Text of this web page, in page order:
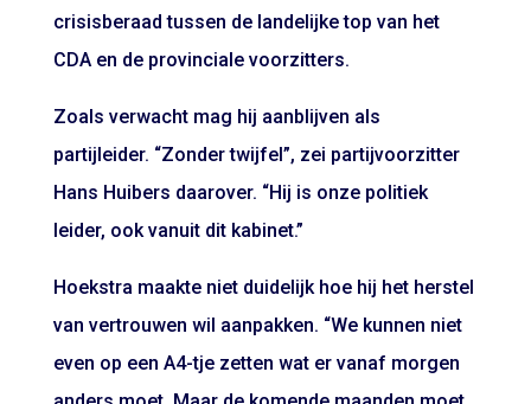
crisisberaad tussen de landelijke top van het
CDA en de provinciale voorzitters.
Zoals verwacht mag hij aanblijven als
partijleider. “Zonder twijfel”, zei partijvoorzitter
Hans Huibers daarover. “Hij is onze politiek
leider, ook vanuit dit kabinet.”
Hoekstra maakte niet duidelijk hoe hij het herstel
van vertrouwen wil aanpakken. “We kunnen niet
even op een A4-tje zetten wat er vanaf morgen